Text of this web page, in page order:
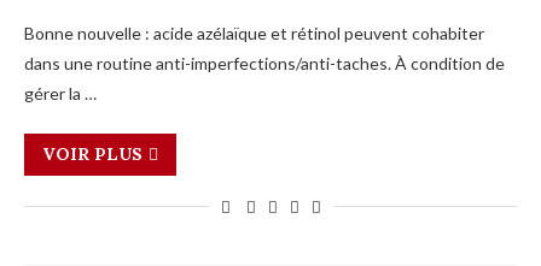
Bonne nouvelle : acide azélaïque et rétinol peuvent cohabiter
dans une routine anti-imperfections/anti-taches. À condition de
gérer la …
VOIR PLUS